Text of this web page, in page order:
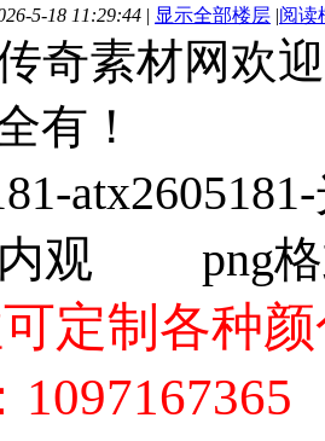
5-18 11:29:44 | 显示全部楼层 |阅读
奇素材网欢
有！
内观 png
定制各种
1097167365